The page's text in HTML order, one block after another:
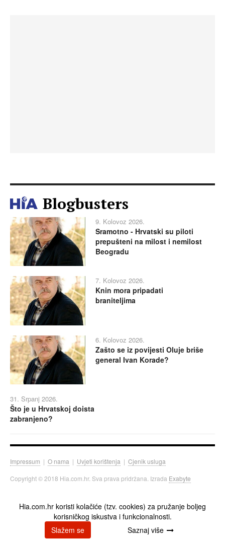
Blogbusters
9. Kolovoz 2026.
Sramotno - Hrvatski su piloti
prepušteni na milost i nemilost
Beogradu
7. Kolovoz 2026.
Knin mora pripadati
braniteljima
6. Kolovoz 2026.
Zašto se iz povijesti Oluje briše
general Ivan Korade?
31. Srpanj 2026.
Što je u Hrvatskoj doista
zabranjeno?
Impressum | O nama | Uvjeti korištenja | Cjenik usluga
Copyright © 2018 Hia.com.hr. Sva prava pridržana. Izrada Exabyte
Hia.com.hr koristi kolačiće (tzv. cookies) za pružanje boljeg
korisničkog iskustva i funkcionalnosti.
Slažem se
Saznaj više